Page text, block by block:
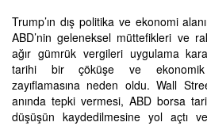
Trump’ın dış politika ve ekonomi
ABD’nin geleneksel müttefikleri ve
ağır gümrük vergileri uygulama
tarihi bir çöküşe ve ekonomik
zayıflamasına neden oldu. Wall
anında tepki vermesi, ABD borsa
düşüşün kaydedilmesine yol açtı